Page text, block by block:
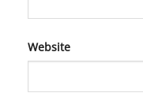
Website